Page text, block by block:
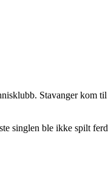
Stavanger kom
singlen ble ikke spilt